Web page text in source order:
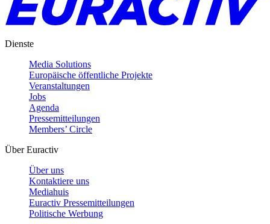
Dienste
Media Solutions
Europäische öffentliche Projekte
Veranstaltungen
Jobs
Agenda
Pressemitteilungen
Members’ Circle
Über Euractiv
Über uns
Kontaktiere uns
Mediahuis
Euractiv Pressemitteilungen
Politische Werbung